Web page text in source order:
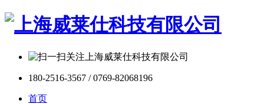
180-2516-3567 / 0769-82068196
首页